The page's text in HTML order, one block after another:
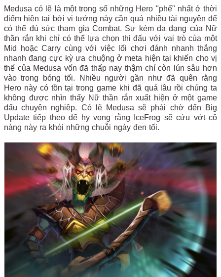
Medusa có lẽ là một trong số những Hero "phế" nhất ở thời
điểm hiện tại bởi vị tướng này cần quá nhiều tài nguyên để
có thể đủ sức tham gia Combat. Sự kém đa dạng của Nữ
thần rắn khi chỉ có thể lựa chọn thi đấu với vai trò của một
Mid hoặc Carry cùng với việc lối chơi đánh nhanh thắng
nhanh đang cực kỳ ưa chuộng ở meta hiện tại khiến cho vị
thế của Medusa vốn đã thấp nay thậm chí còn lún sâu hơn
vào trong bóng tối. Nhiều người gần như đã quên rằng
Hero này có tồn tại trong game khi đã quá lâu rồi chúng ta
không được nhìn thấy Nữ thần rắn xuất hiện ở một game
đấu chuyên nghiệp. Có lẽ Medusa sẽ phải chờ đến Big
Update tiếp theo để hy vọng rằng IceFrog sẽ cứu vớt cô
nàng này ra khỏi những chuỗi ngày đen tối.